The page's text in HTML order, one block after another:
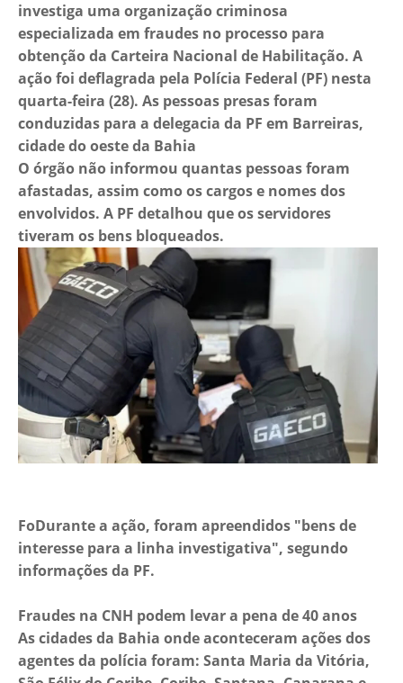
investiga uma organização criminosa
especializada em fraudes no processo para
obtenção da Carteira Nacional de Habilitação. A
ação foi deflagrada pela Polícia Federal (PF) nesta
quarta-feira (28). As pessoas presas foram
conduzidas para a delegacia da PF em Barreiras,
cidade do oeste da Bahia
O órgão não informou quantas pessoas foram
afastadas, assim como os cargos e nomes dos
envolvidos. A PF detalhou que os servidores
tiveram os bens bloqueados.
FoDurante a ação, foram apreendidos "bens de
interesse para a linha investigativa", segundo
informações da PF.
Fraudes na CNH podem levar a pena de 40 anos
As cidades da Bahia onde aconteceram ações dos
agentes da polícia foram: Santa Maria da Vitória,